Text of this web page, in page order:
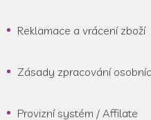
Reklamace a vrácení zboží
Zásady zpracování
Provizní systém / Affilate